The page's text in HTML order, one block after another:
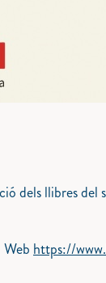
llibres del
Web https://